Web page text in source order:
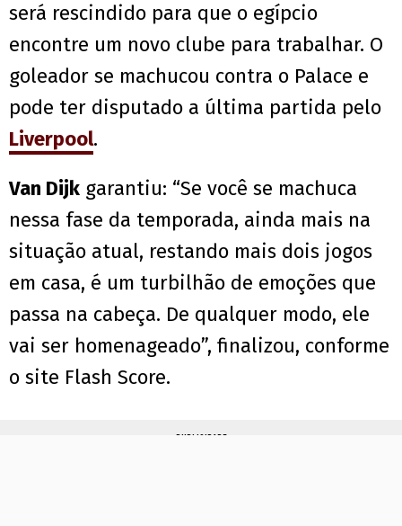
será rescindido para que o egípcio
encontre um novo clube para trabalhar. O
goleador se machucou contra o Palace e
pode ter disputado a última partida pelo
Liverpool.
Van Dijk garantiu: “Se você se machuca
nessa fase da temporada, ainda mais na
situação atual, restando mais dois jogos
em casa, é um turbilhão de emoções que
passa na cabeça. De qualquer modo, ele
vai ser homenageado”, finalizou, conforme
o site Flash Score.
PUBLICIDADE